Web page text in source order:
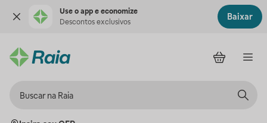
Use o app e economize
Descontos exclusivos
Baixar